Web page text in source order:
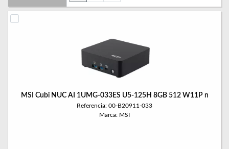
MSI Cubi NUC AI 1UMG-033ES U5-125H 8GB 512 W11P n
Referencia: 00-B20911-033
Marca: MSI